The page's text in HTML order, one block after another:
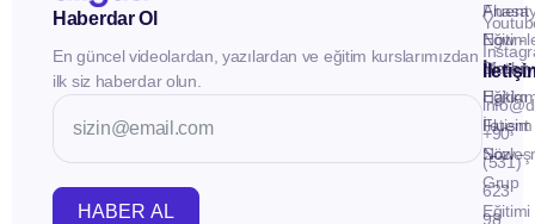
Haberdar Ol
En güncel videolardan, yazılardan ve eğitim kurslarımızdan
ilk siz haberdar olun.
HABER AL
İletişim
Fluent
Now -
Birebir
Eğitim
Fluent
Now -
Grup
Eğitimi
+90
(531)
623
98